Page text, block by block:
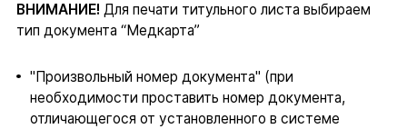
ВНИМАНИЕ! Для печати титульного листа выбираем
тип документа “Медкарта”
"Произвольный номер документа" (при
необходимости проставить номер документа,
отличающегося от установленного в системе